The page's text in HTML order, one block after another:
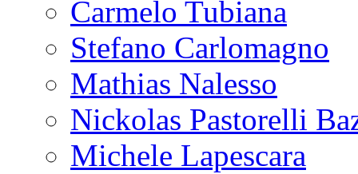
Carmelo Tubiana
Stefano Carlomagno
Mathias Nalesso
Nickolas Pastorelli
Michele Lapescara